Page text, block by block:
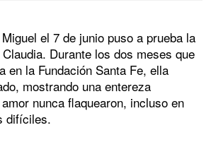
el 7 de junio puso a prueba la
Durante los dos meses que
en la Fundación Santa Fe, ella
mostrando una entereza
nunca flaquearon, incluso en
difíciles.